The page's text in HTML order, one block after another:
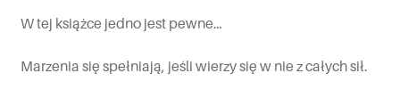
W tej książce jedno jest pewne…
Marzenia się spełniają, jeśli wierzy się w nie z całych sił.